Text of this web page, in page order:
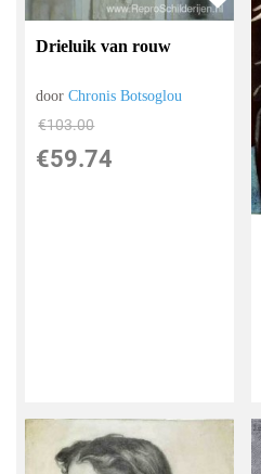
Drieluik van rouw
doorChronis Botsoglou
€103.00
€59.74